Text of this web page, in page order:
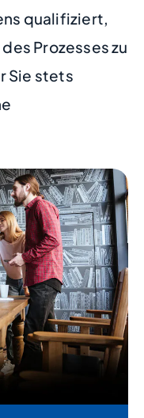
qualifiziert,
Prozesses zu
Sie stets